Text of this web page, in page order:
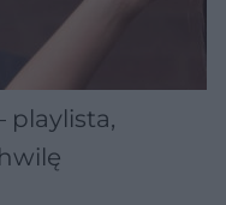
playlista,